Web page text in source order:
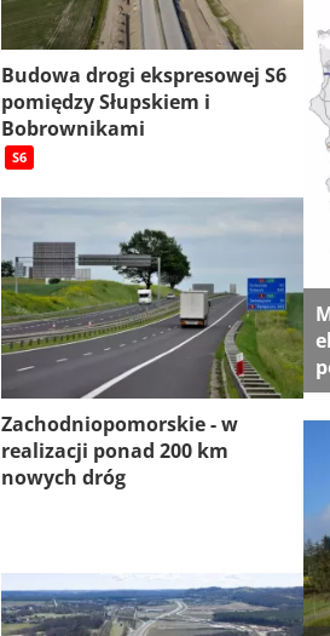
Budowa drogi ekspresowej S6
pomiędzy Słupskiem i
Bobrownikami
S6
Zachodniopomorskie - w
realizacji ponad 200 km
nowych dróg